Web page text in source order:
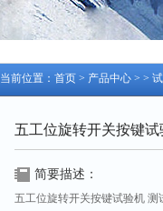
当前位置： 首页 > 产品中心 > >
五工位旋转开关按键
简要描述：
五工位旋转开关按键试验机